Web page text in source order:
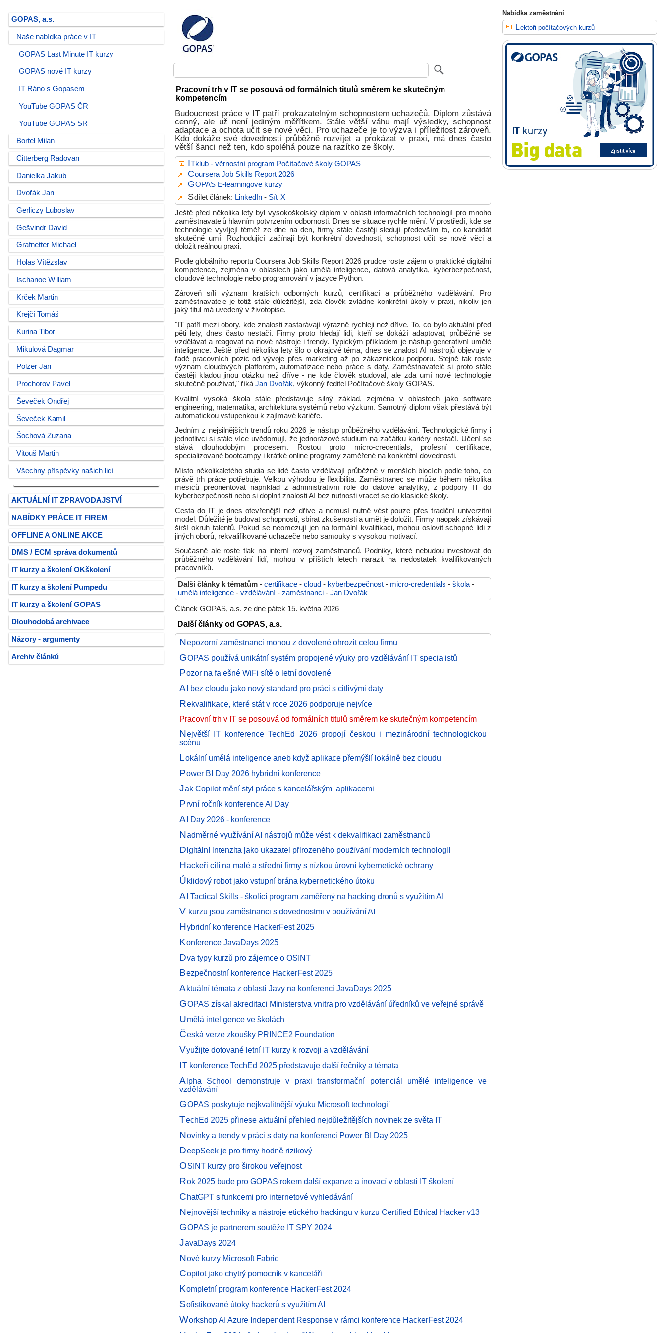
GOPAS, a.s.
Naše nabídka práce v IT
GOPAS Last Minute IT kurzy
GOPAS nové IT kurzy
IT Ráno s Gopasem
YouTube GOPAS ČR
YouTube GOPAS SR
Bortel Milan
Citterberg Radovan
Danielka Jakub
Dvořák Jan
Gerliczy Luboslav
Gešvindr David
Grafnetter Michael
Holas Vítězslav
Ischanoe William
Krček Martin
Krejčí Tomáš
Kurina Tibor
Mikulová Dagmar
Polzer Jan
Prochorov Pavel
Ševeček Ondřej
Ševeček Kamil
Šochová Zuzana
Vitouš Martin
Všechny příspěvky našich lidí
AKTUÁLNÍ IT ZPRAVODAJSTVÍ
NABÍDKY PRÁCE IT FIREM
OFFLINE A ONLINE AKCE
DMS / ECM správa dokumentů
IT kurzy a školení OKškolení
IT kurzy a školení Pumpedu
IT kurzy a školení GOPAS
Dlouhodobá archivace
Názory - argumenty
Archiv článků
Pracovní trh v IT se posouvá od formálních titulů směrem ke skutečným
kompetencím
Budoucnost práce v IT patří prokazatelným schopnostem uchazečů. Diplom zůstává
cenný, ale už není jediným měřítkem. Stále větší váhu mají výsledky, schopnost
adaptace a ochota učit se nové věci. Pro uchazeče je to výzva i příležitost zároveň.
Kdo dokáže své dovednosti průběžně rozvíjet a prokázat v praxi, má dnes často
větší šanci než ten, kdo spoléhá pouze na razítko ze školy.
ITklub - věrnostní program Počítačové školy GOPAS
Coursera Job Skills Report 2026
GOPAS E-learningové kurzy
Sdílet článek: LinkedIn- Síť X
Ještě před několika lety byl vysokoškolský diplom v oblasti informačních technologií pro mnoho
zaměstnavatelů hlavním potvrzením odbornosti. Dnes se situace rychle mění. V prostředí, kde se
technologie vyvíjejí téměř ze dne na den, firmy stále častěji sledují především to, co kandidát
skutečně umí. Rozhodující začínají být konkrétní dovednosti, schopnost učit se nové věci a
doložit reálnou praxi.
Podle globálního reportu Coursera Job Skills Report 2026 prudce roste zájem o praktické digitální
kompetence, zejména v oblastech jako umělá inteligence, datová analytika, kyberbezpečnost,
cloudové technologie nebo programování v jazyce Python.
Zároveň sílí význam kratších odborných kurzů, certifikací a průběžného vzdělávání. Pro
zaměstnavatele je totiž stále důležitější, zda člověk zvládne konkrétní úkoly v praxi, nikoliv jen
jaký titul má uvedený v životopise.
"IT patří mezi obory, kde znalosti zastarávají výrazně rychleji než dříve. To, co bylo aktuální před
pěti lety, dnes často nestačí. Firmy proto hledají lidi, kteří se dokáží adaptovat, průběžně se
vzdělávat a reagovat na nové nástroje i trendy. Typickým příkladem je nástup generativní umělé
inteligence. Ještě před několika lety šlo o okrajové téma, dnes se znalost AI nástrojů objevuje v
řadě pracovních pozic od vývoje přes marketing až po zákaznickou podporu. Stejně tak roste
význam cloudových platforem, automatizace nebo práce s daty. Zaměstnavatelé si proto stále
častěji kladou jinou otázku než dříve - ne kde člověk studoval, ale zda umí nové technologie
skutečně používat," říká Jan Dvořák, výkonný ředitel Počítačové školy GOPAS.
Kvalitní vysoká škola stále představuje silný základ, zejména v oblastech jako software
engineering, matematika, architektura systémů nebo výzkum. Samotný diplom však přestává být
automatickou vstupenkou k zajímavé kariéře.
Jedním z nejsilnějších trendů roku 2026 je nástup průběžného vzdělávání. Technologické firmy i
jednotlivci si stále více uvědomují, že jednorázové studium na začátku kariéry nestačí. Učení se
stává dlouhodobým procesem. Rostou proto micro-credentials, profesní certifikace,
specializované bootcampy i krátké online programy zaměřené na konkrétní dovednosti.
Místo několikaletého studia se lidé často vzdělávají průběžně v menších blocích podle toho, co
právě trh práce potřebuje. Velkou výhodou je flexibilita. Zaměstnanec se může během několika
měsíců přeorientovat například z administrativní role do datové analytiky, z podpory IT do
kyberbezpečnosti nebo si doplnit znalosti AI bez nutnosti vracet se do klasické školy.
Cesta do IT je dnes otevřenější než dříve a nemusí nutně vést pouze přes tradiční univerzitní
model. Důležité je budovat schopnosti, sbírat zkušenosti a umět je doložit. Firmy naopak získávají
širší okruh talentů. Pokud se neomezují jen na formální kvalifikaci, mohou oslovit schopné lidi z
jiných oborů, rekvalifikované uchazeče nebo samouky s vysokou motivací.
Současně ale roste tlak na interní rozvoj zaměstnanců. Podniky, které nebudou investovat do
průběžného vzdělávání lidí, mohou v příštích letech narazit na nedostatek kvalifikovaných
pracovníků.
Další články k tématům - certifikace - cloud - kyberbezpečnost - micro-credentials - škola -
umělá inteligence - vzdělávání - zaměstnanci - Jan Dvořák
Článek GOPAS, a.s. ze dne pátek 15. května 2026
Další články od GOPAS, a.s.
Nepozorní zaměstnanci mohou z dovolené ohrozit celou firmu
GOPAS používá unikátní systém propojené výuky pro vzdělávání IT specialistů
Pozor na falešné WiFi sítě o letní dovolené
AI bez cloudu jako nový standard pro práci s citlivými daty
Rekvalifikace, které stát v roce 2026 podporuje nejvíce
Pracovní trh v IT se posouvá od formálních titulů směrem ke skutečným kompetencím
Největší IT konference TechEd 2026 propojí českou i mezinárodní technologickou
scénu
Lokální umělá inteligence aneb když aplikace přemýšlí lokálně bez cloudu
Power BI Day 2026 hybridní konference
Jak Copilot mění styl práce s kancelářskými aplikacemi
První ročník konference AI Day
AI Day 2026 - konference
Nadměrné využívání AI nástrojů může vést k dekvalifikaci zaměstnanců
Digitální intenzita jako ukazatel přirozeného používání moderních technologií
Hackeři cílí na malé a střední firmy s nízkou úrovní kybernetické ochrany
Úklidový robot jako vstupní brána kybernetického útoku
AI Tactical Skills - školící program zaměřený na hacking dronů s využitím AI
V kurzu jsou zaměstnanci s dovednostmi v používání AI
Hybridní konference HackerFest 2025
Konference JavaDays 2025
Dva typy kurzů pro zájemce o OSINT
Bezpečnostní konference HackerFest 2025
Aktuální témata z oblasti Javy na konferenci JavaDays 2025
GOPAS získal akreditaci Ministerstva vnitra pro vzdělávání úředníků ve veřejné správě
Umělá inteligence ve školách
Česká verze zkoušky PRINCE2 Foundation
Využijte dotované letní IT kurzy k rozvoji a vzdělávání
IT konference TechEd 2025 představuje další řečníky a témata
Alpha School demonstruje v praxi transformační potenciál umělé inteligence ve
vzdělávání
GOPAS poskytuje nejkvalitnější výuku Microsoft technologií
TechEd 2025 přinese aktuální přehled nejdůležitějších novinek ze světa IT
Novinky a trendy v práci s daty na konferenci Power BI Day 2025
DeepSeek je pro firmy hodně rizikový
OSINT kurzy pro širokou veřejnost
Rok 2025 bude pro GOPAS rokem další expanze a inovací v oblasti IT školení
ChatGPT s funkcemi pro internetové vyhledávání
Nejnovější techniky a nástroje etického hackingu v kurzu Certified Ethical Hacker v13
GOPAS je partnerem soutěže IT SPY 2024
JavaDays 2024
Nové kurzy Microsoft Fabric
Copilot jako chytrý pomocník v kanceláři
Kompletní program konference HackerFest 2024
Sofistikované útoky hackerů s využitím AI
Workshop AI Azure Independent Response v rámci konference HackerFest 2024
Nabídka zaměstnání
Lektoři počítačových kurzů